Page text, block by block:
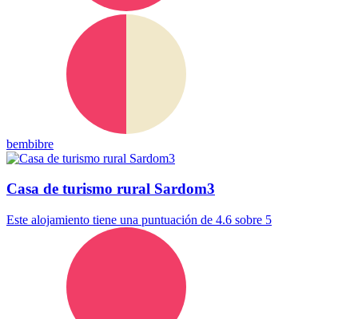
bembibre
Casa de turismo rural Sardom3
Este alojamiento tiene una puntuación de 4.6 sobre 5